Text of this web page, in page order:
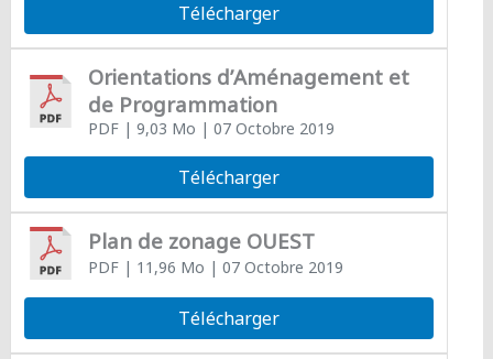
Télécharger
Orientations d’Aménagement et
de Programmation
PDF| 9,03 Mo | 07 Octobre 2019
Télécharger
Plan de zonage OUEST
PDF| 11,96 Mo | 07 Octobre 2019
Télécharger